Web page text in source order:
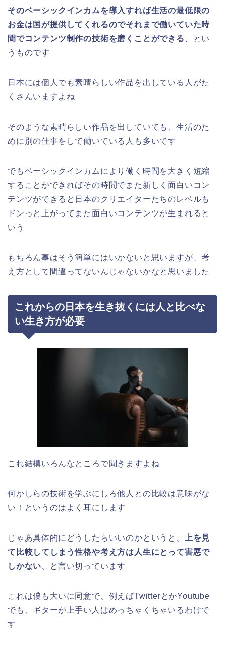
そのベーシックインカムを導入すれば生活の最低限の
お金は国が提供してくれるのでそれまで働いていた時
間でコンテンツ制作の技術を磨くことができる 、とい
うものです
日本には個人でも素晴らしい作品を出している人がた
くさんいますよね
そのような素晴らしい作品を出していても、生活のた
めに別の仕事をして働いている人も多いです
でもベーシックインカムにより働く時間を大きく短縮
することができればその時間でまた新しく面白いコン
テンツができると日本のクリエイターたちのレベルも
ドンっと上がってまた面白いコンテンツが生まれると
いう
もちろん事はそう簡単にはいかないと思いますが、考
え方として間違ってないんじゃないかなと思いました
これからの日本を生き抜くには人と比べな
い生き方が必要
これ結構いろんなところで聞きますよね
何かしらの技術を学ぶにしろ他人との比較は意味がな
い！というのはよく耳にします
じゃあ具体的にどうしたらいいのかというと、 上を見
て比較してしまう性格や考え方は人生にとって害悪で
しかない、と言い切っています
これは僕も大いに同意で、例えばTwitterとかYoutube
でも、ギターが上手い人はめっちゃくちゃいるわけで
す